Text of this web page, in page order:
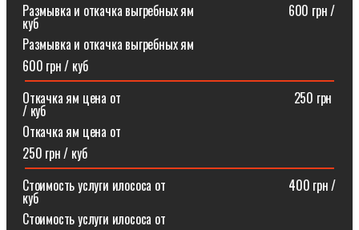
Размывка и откачка выгребных ям⠀⠀⠀⠀⠀⠀⠀⠀⠀⠀600 грн /
куб
Размывка и откачка выгребных ям
600 грн / куб
Откачка ям цена от ⠀⠀⠀⠀⠀⠀⠀⠀⠀⠀⠀⠀⠀⠀⠀⠀⠀⠀250 грн
/ куб
Откачка ям цена от
250 грн / куб
Стоимость услуги илососа от⠀⠀⠀⠀⠀⠀⠀⠀⠀⠀⠀⠀⠀400 грн /
куб
Стоимость услуги илососа от